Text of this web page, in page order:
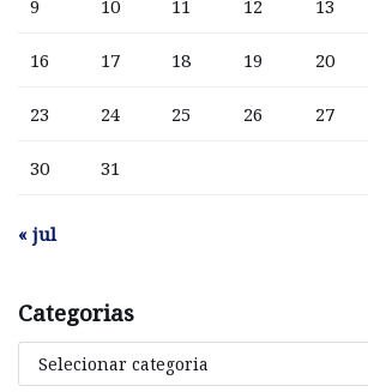
9 10 11 12 13
16 17 18 19 20
23 24 25 26 27
30 31
« jul
Categorias